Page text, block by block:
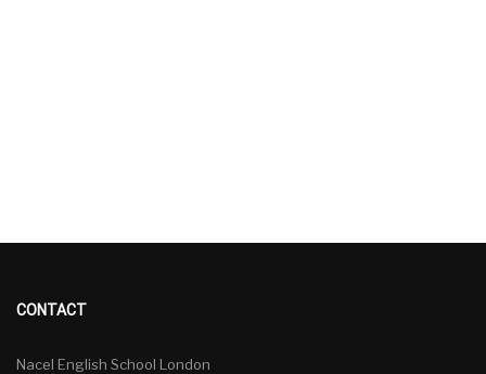
CONTACT
Nacel English School London